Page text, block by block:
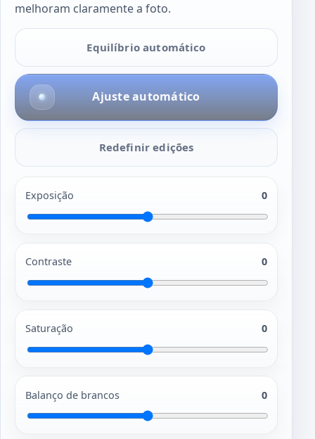
melhoram claramente a foto.
Equilíbrio automático
Ajuste automático
Redefinir edições
Exposição 0
Contraste 0
Saturação 0
Balanço de brancos 0